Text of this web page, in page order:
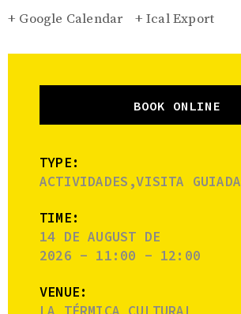
+ Google Calendar + Ical Export
BOOK ONLINE
TYPE:
ACTIVIDADES,VISITA GUIADA
TIME:
14 DE AUGUST DE
2026 - 11:00 - 12:00
VENUE: